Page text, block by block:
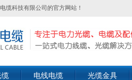
缆科技有限公司的官方网站！
缆 电线电缆 光缆金具